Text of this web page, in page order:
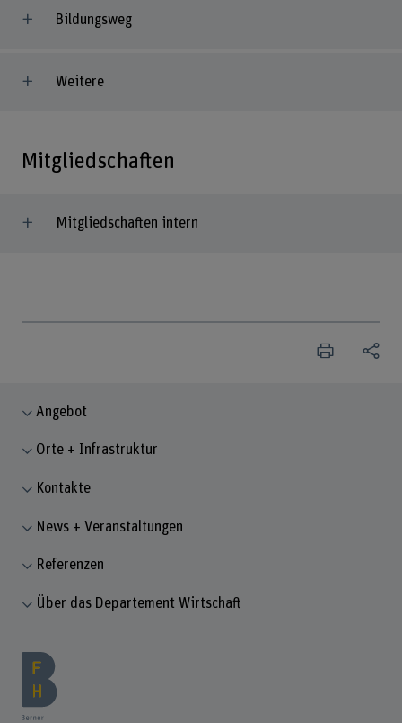
Bildungsweg
Weitere
Mitgliedschaften
Mitgliedschaften intern
Angebot
Orte + Infrastruktur
Kontakte
News + Veranstaltungen
Referenzen
Über das Departement Wirtschaft